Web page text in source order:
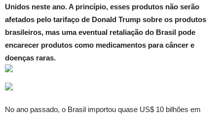
Unidos neste ano. A princípio, esses produtos não serão
afetados pelo tarifaço de Donald Trump sobre os produtos
brasileiros, mas uma eventual retaliação do Brasil pode
encarecer produtos como medicamentos para câncer e
doenças raras.
No ano passado, o Brasil importou quase US$ 10 bilhões em